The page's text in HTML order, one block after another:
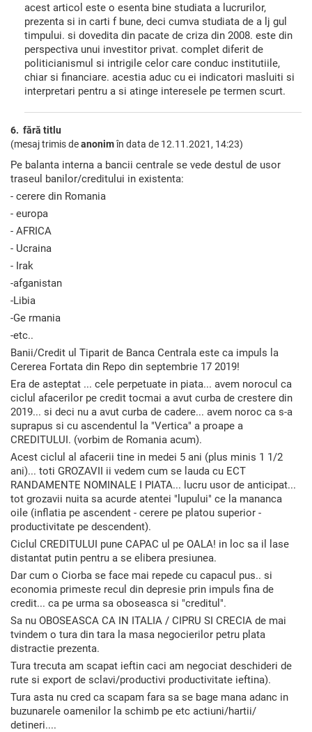
acest articol este o esenta bine studiata a lucrurilor,
prezenta si in carti f bune, deci cumva studiata de a lj gul
timpului. si dovedita din pacate de criza din 2008. este din
perspectiva unui investitor privat. complet diferit de
politicianismul si intrigile celor care conduc institutiile,
chiar si financiare. acestia aduc cu ei indicatori masluiti si
interpretari pentru a si atinge interesele pe termen scurt.
6. fără titlu
(mesaj trimis deanonimîn data de 12.11.2021, 14:23)
Pe balanta interna a bancii centrale se vede destul de usor
traseul banilor/creditului in existenta:
- cerere din Romania
- europa
- AFRICA
- Ucraina
- Irak
-afganistan
-Libia
-Ge rmania
-etc..
Banii/Credit ul Tiparit de Banca Centrala este ca impuls la
Cererea Fortata din Repo din septembrie 17 2019!
Era de asteptat ... cele perpetuate in piata... avem norocul ca
ciclul afacerilor pe credit tocmai a avut curba de crestere din
2019... si deci nu a avut curba de cadere... avem noroc ca s-a
suprapus si cu ascendentul la "Vertica" a proape a
CREDITULUI. (vorbim de Romania acum).
Acest ciclul al afacerii tine in medei 5 ani (plus minis 1 1/2
ani)... toti GROZAVII ii vedem cum se lauda cu ECT
RANDAMENTE NOMINALE I PIATA... lucru usor de anticipat...
tot grozavii nuita sa acurde atentei "lupului" ce la mananca
oile (inflatia pe ascendent - cerere pe platou superior -
productivitate pe descendent).
Ciclul CREDITULUI pune CAPAC ul pe OALA! in loc sa il lase
distantat putin pentru a se elibera presiunea.
Dar cum o Ciorba se face mai repede cu capacul pus.. si
economia primeste recul din depresie prin impuls fina de
credit... ca pe urma sa oboseasca si "creditul".
Sa nu OBOSEASCA CA IN ITALIA / CIPRU SI CRECIA de mai
tvindem o tura din tara la masa negocierilor petru plata
distractie prezenta.
Tura trecuta am scapat ieftin caci am negociat deschideri de
rute si export de sclavi/productivi productivitate ieftina).
Tura asta nu cred ca scapam fara sa se bage mana adanc in
buzunarele oamenilor la schimb pe etc actiuni/hartii/
detineri....